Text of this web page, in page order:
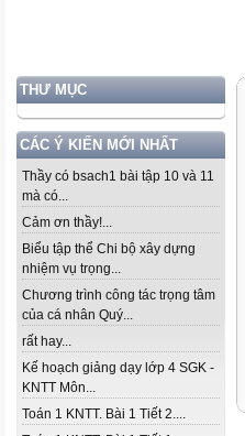
THƯ MỤC
CÁC Ý KIẾN MỚI NHẤT
Thầy có bsach1 bài tập 10 và 11
mà có...
Cảm ơn thầy!...
Biểu tập thể Chi bộ xây dựng
nhiệm vụ trọng...
Chương trình công tác trọng tâm
của cá nhân Quý...
rất hay...
Kế hoạch giảng dạy lớp 4 SGK -
KNTT Môn...
Toán 1 KNTT. Bài 1 Tiết 2....